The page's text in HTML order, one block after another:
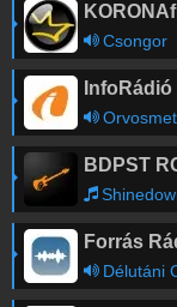
Csongor
InfoRádió
BDPST
Forrás
Délutáni